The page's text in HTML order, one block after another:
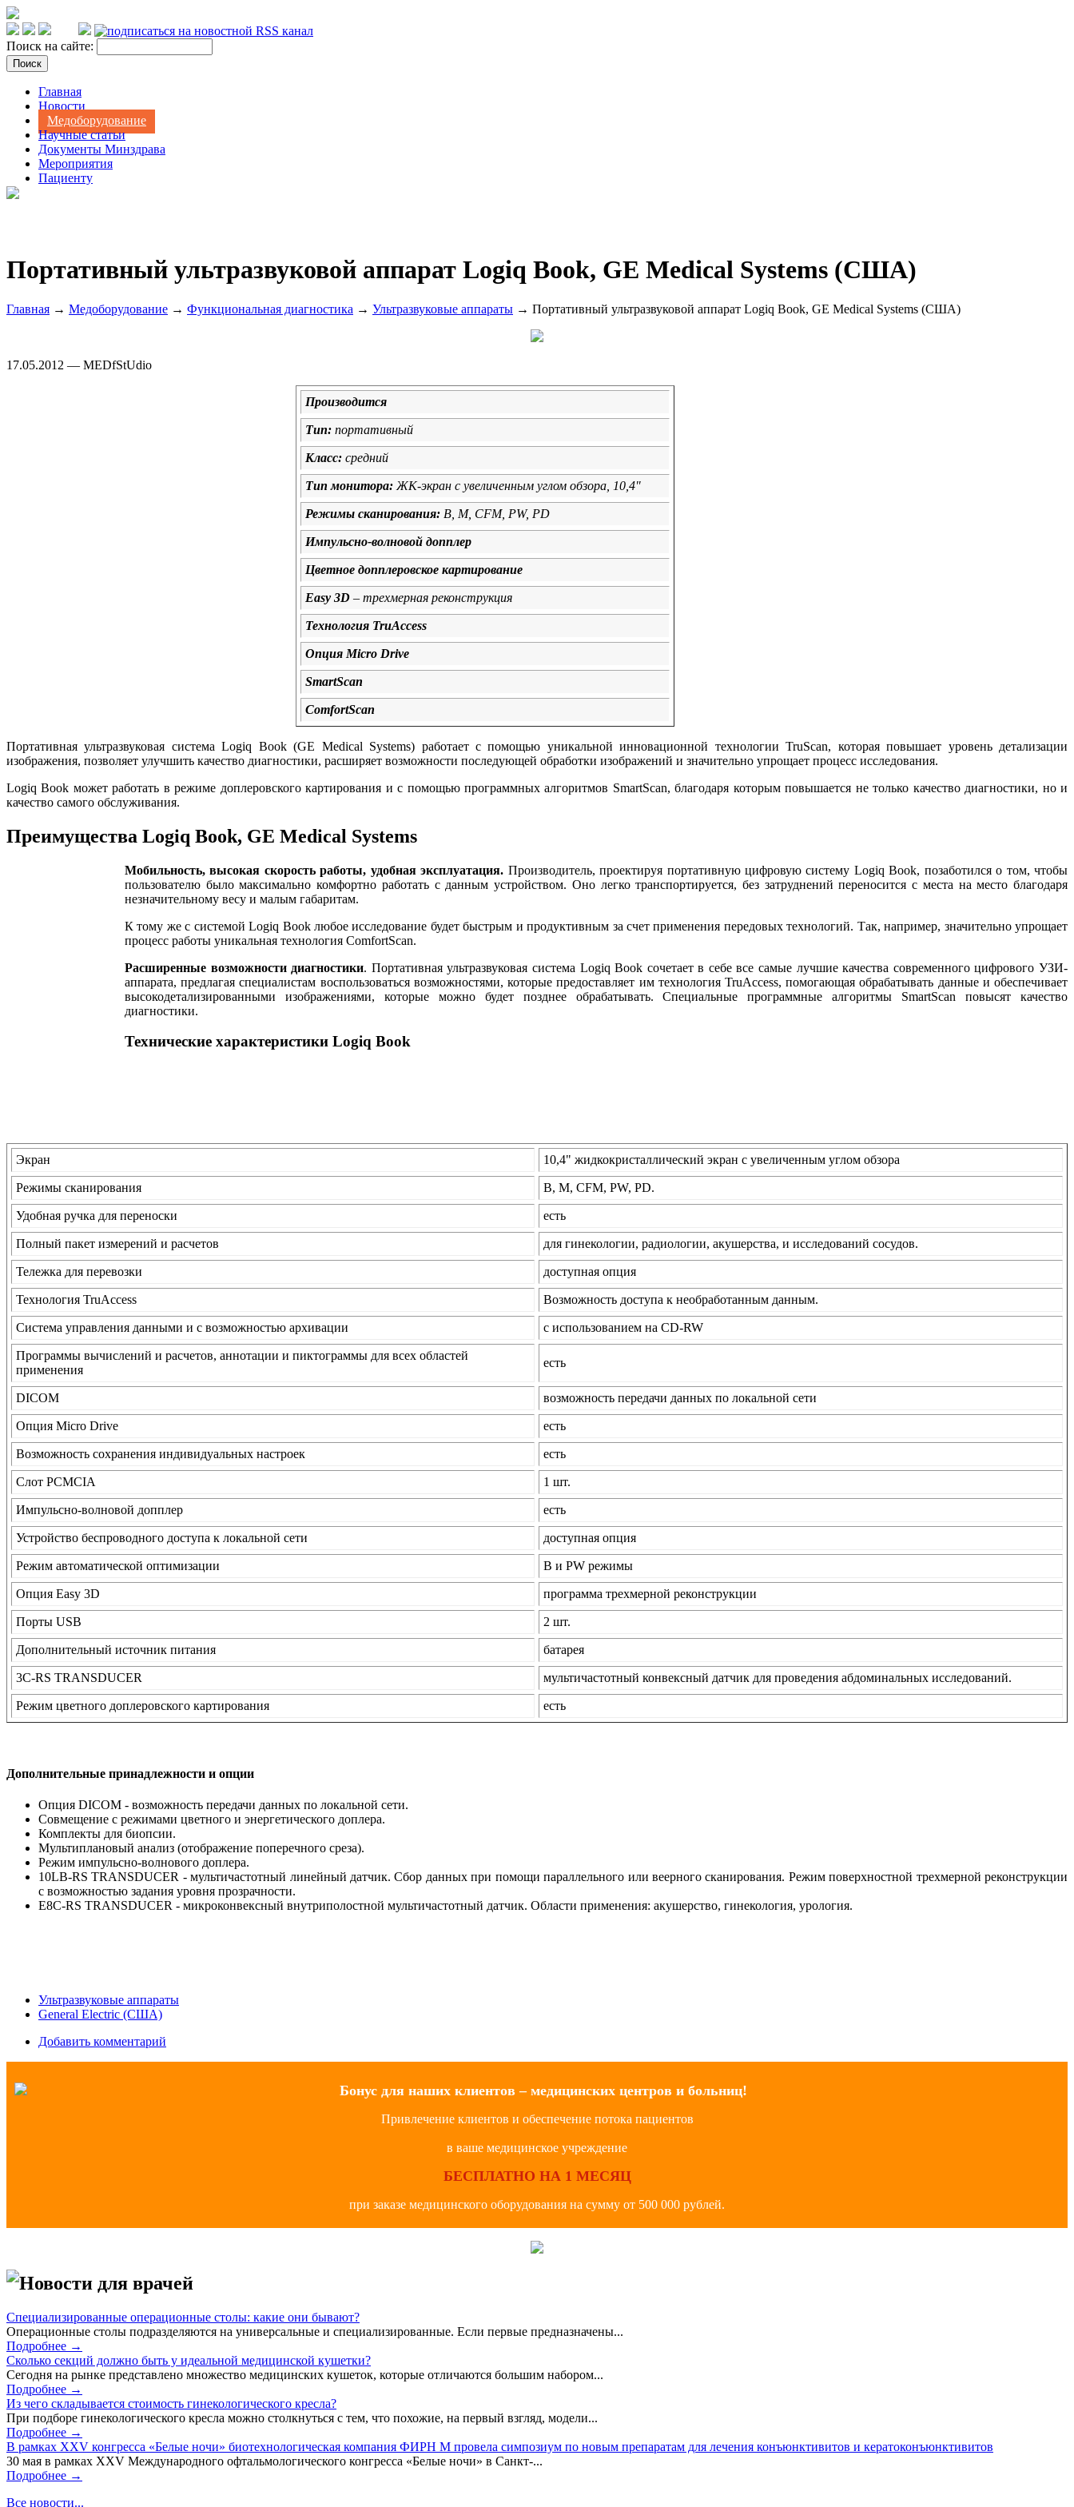
Поиск на сайте:
Главная
Новости
Медоборудование
Научные статьи
Документы Минздрава
Мероприятия
Пациенту
Портативный ультразвуковой аппарат Logiq Book, GE Medical Systems (США)
Главная → Медоборудование → Функциональная диагностика → Ультразвуковые аппараты → Портативный ультразвуковой аппарат Logiq Book, GE Medical Systems (США)
17.05.2012 — MEDfStUdio
Производится
Тип: портативный
Класс: средний
Тип монитора: ЖК-экран с увеличенным углом обзора, 10,4"
Режимы сканирования: В, М, CFM, PW, PD
Импульсно-волновой допплер
Цветное допплеровское картирование
Easy 3D – трехмерная реконструкция
Технология TruAccess
Опция Micro Drive
SmartScan
ComfortScan
Портативная ультразвуковая система Logiq Book (GE Medical Systems) работает с помощью уникальной инновационной технологии TruScan, которая повышает уровень детализации
изображения, позволяет улучшить качество диагностики, расширяет возможности последующей обработки изображений и значительно упрощает процесс исследования.
Logiq Book может работать в режиме доплеровского картирования и с помощью программных алгоритмов SmartScan, благодаря которым повышается не только качество диагностики, но и
качество самого обслуживания.
Преимущества Logiq Book, GE Medical Systems
Мобильность, высокая скорость работы, удобная эксплуатация. Производитель, проектируя портативную цифровую систему Logiq Book, позаботился о том, чтобы
пользователю было максимально комфортно работать с данным устройством. Оно легко транспортируется, без затруднений переносится с места на место благодаря
незначительному весу и малым габаритам.
К тому же с системой Logiq Book любое исследование будет быстрым и продуктивным за счет применения передовых технологий. Так, например, значительно упрощает
процесс работы уникальная технология ComfortScan.
Расширенные возможности диагностики. Портативная ультразвуковая система Logiq Book сочетает в себе все самые лучшие качества современного цифрового УЗИ-
аппарата, предлагая специалистам воспользоваться возможностями, которые предоставляет им технология TruAccess, помогающая обрабатывать данные и обеспечивает
высокодетализированными изображениями, которые можно будет позднее обрабатывать. Специальные программные алгоритмы SmartScan повысят качество
диагностики.
Технические характеристики Logiq Book
Экран 10,4" жидкокристаллический экран с увеличенным углом обзора
Режимы сканирования В, М, CFM, PW, PD.
Удобная ручка для переноски есть
Полный пакет измерений и расчетов для гинекологии, радиологии, акушерства, и исследований сосудов.
Тележка для перевозки доступная опция
Технология TruAccess Возможность доступа к необработанным данным.
Система управления данными и с возможностью архивации с использованием на CD-RW
Программы вычислений и расчетов, аннотации и пиктограммы для всех областей
применения
есть
DICOM возможность передачи данных по локальной сети
Опция Micro Drive есть
Возможность сохранения индивидуальных настроек есть
Слот PCMCIA 1 шт.
Импульсно-волновой допплер есть
Устройство беспроводного доступа к локальной сети доступная опция
Режим автоматической оптимизации В и PW режимы
Опция Easy 3D программа трехмерной реконструкции
Порты USB 2 шт.
Дополнительный источник питания батарея
3C-RS TRANSDUCER мультичастотный конвексный датчик для проведения абдоминальных исследований.
Режим цветного доплеровского картирования есть
Дополнительные принадлежности и опции
Опция DICOM - возможность передачи данных по локальной сети.
Совмещение с режимами цветного и энергетического доплера.
Комплекты для биопсии.
Мультиплановый анализ (отображение поперечного среза).
Режим импульсно-волнового доплера.
10LB-RS TRANSDUCER - мультичастотный линейный датчик. Сбор данных при помощи параллельного или веерного сканирования. Режим поверхностной трехмерной реконструкции
с возможностью задания уровня прозрачности.
E8C-RS TRANSDUCER - микроконвексный внутриполостной мультичастотный датчик. Области применения: акушерство, гинекология, урология.
Ультразвуковые аппараты
General Electric (США)
Добавить комментарий
Бонус для наших клиентов – медицинских центров и больниц!
Привлечение клиентов и обеспечение потока пациентов
в ваше медицинское учреждение
БЕСПЛАТНО НА 1 МЕСЯЦ
при заказе медицинского оборудования на сумму от 500 000 рублей.
Новости для врачей
Специализированные операционные столы: какие они бывают?
Операционные столы подразделяются на универсальные и специализированные. Если первые предназначены...
Подробнее →
Сколько секций должно быть у идеальной медицинской кушетки?
Сегодня на рынке представлено множество медицинских кушеток, которые отличаются большим набором...
Подробнее →
Из чего складывается стоимость гинекологического кресла?
При подборе гинекологического кресла можно столкнуться с тем, что похожие, на первый взгляд, модели...
Подробнее →
В рамках XXV конгресса «Белые ночи» биотехнологическая компания ФИРН М провела симпозиум по новым препаратам для лечения конъюнктивитов и кератоконъюнктивитов
30 мая в рамках XXV Международного офтальмологического конгресса «Белые ночи» в Санкт-...
Подробнее →
Все новости...